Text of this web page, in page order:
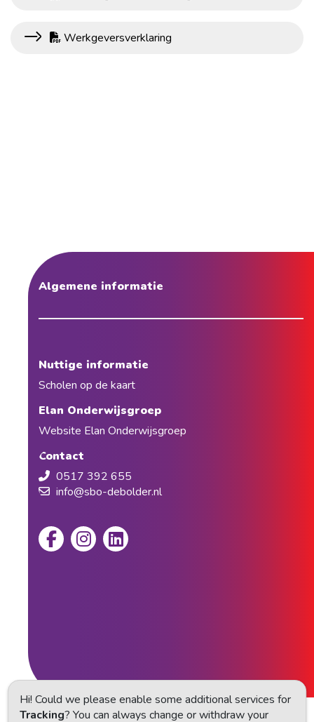
Werkgeversverklaring
Algemene informatie
Nuttige informatie
Scholen op de kaart
Elan Onderwijsgroep
Website Elan Onderwijsgroep
Contact
0517 392 655
info@sbo-debolder.nl
Hi! Could we please enable some additional services for
Tracking? You can always change or withdraw your